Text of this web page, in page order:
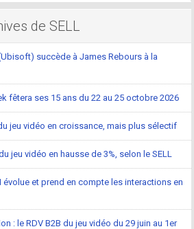
de SELL
succède à James Rebours à la
fêtera ses 15 ans du 22 au 25 octobre 2026
jeu vidéo en croissance, mais plus sélectif
jeu vidéo en hausse de 3%, selon le SELL
évolue et prend en compte les interactions en
: le RDV B2B du jeu vidéo du 29 juin au 1er